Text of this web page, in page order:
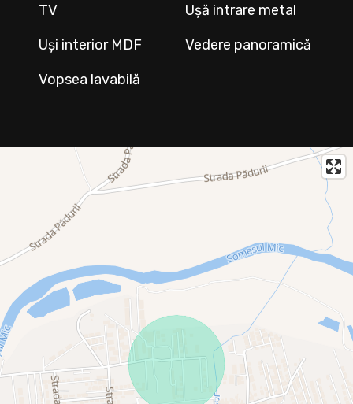
TV
Ușă intrare metal
Uși interior MDF
Vedere panoramică
Vopsea lavabilă